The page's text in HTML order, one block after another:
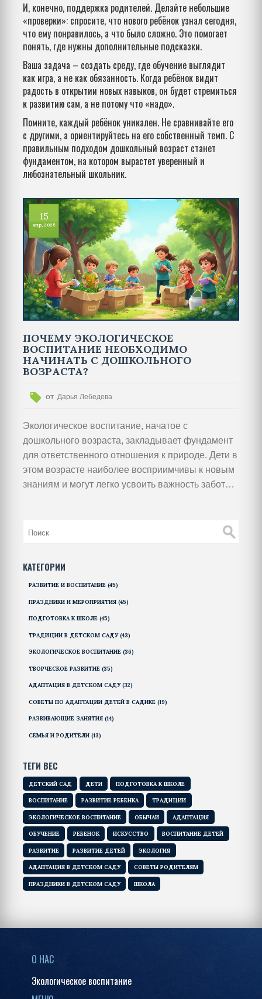
И, конечно, поддержка родителей. Делайте небольшие
«проверки»: спросите, что нового ребёнок узнал сегодня,
что ему понравилось, а что было сложно. Это помогает
понять, где нужны дополнительные подсказки.
Ваша задача – создать среду, где обучение выглядит
как игра, а не как обязанность. Когда ребёнок видит
радость в открытии новых навыков, он будет стремиться
к развитию сам, а не потому что «надо».
Помните, каждый ребёнок уникален. Не сравнивайте его
с другими, а ориентируйтесь на его собственный темп. С
правильным подходом дошкольный возраст станет
фундаментом, на котором вырастет уверенный и
любознательный школьник.
15
апр, 2025
ПОЧЕМУ ЭКОЛОГИЧЕСКОЕ
ВОСПИТАНИЕ НЕОБХОДИМО
НАЧИНАТЬ С ДОШКОЛЬНОГО
ВОЗРАСТА?
от Дарья Лебедева
Экологическое воспитание, начатое с
дошкольного возраста, закладывает фундамент
для ответственного отношения к природе. Дети в
этом возрасте наиболее восприимчивы к новым
знаниям и могут легко усвоить важность заботы
ресурсов, могут стать основой для развития
только полезно для экологии, но и развивает в
детях чувство ответственности и заботы.
КАТЕГОРИИ
РАЗВИТИЕ И ВОСПИТАНИЕ (45)
ПРАЗДНИКИ И МЕРОПРИЯТИЯ (45)
ПОДГОТОВКА К ШКОЛЕ (45)
ТРАДИЦИИ В ДЕТСКОМ САДУ(43)
ЭКОЛОГИЧЕСКОЕ ВОСПИТАНИЕ (36)
ТВОРЧЕСКОЕ РАЗВИТИЕ (35)
АДАПТАЦИЯ В ДЕТСКОМ САДУ(32)
СОВЕТЫ ПО АДАПТАЦИИ ДЕТЕЙ В САДИКЕ (19)
РАЗВИВАЮЩИЕ ЗАНЯТИЯ (14)
СЕМЬЯ И РОДИТЕЛИ (13)
ТЕГИ ВЕС
ДЕТСКИЙ САД ДЕТИ ПОДГОТОВКА К ШКОЛЕ
ВОСПИТАНИЕ РАЗВИТИЕ РЕБЕНКА ТРАДИЦИИ
ЭКОЛОГИЧЕСКОЕ ВОСПИТАНИЕ ОБЫЧАИ АДАПТАЦИЯ
ОБУЧЕНИЕ РЕБЕНОК ИСКУССТВО ВОСПИТАНИЕ ДЕТЕЙ
РАЗВИТИЕ РАЗВИТИЕ ДЕТЕЙ ЭКОЛОГИЯ
АДАПТАЦИЯ В ДЕТСКОМ САДУ СОВЕТЫ РОДИТЕЛЯМ
ПРАЗДНИКИ В ДЕТСКОМ САДУ ШКОЛА
О НАС
Экологическое воспитание